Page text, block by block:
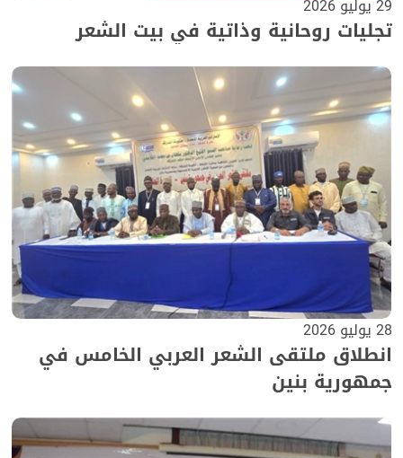
29 يوليو 2026
تجليات روحانية وذاتية في بيت الشعر
28 يوليو 2026
انطلاق ملتقى الشعر العربي الخامس في
جمهورية بنين